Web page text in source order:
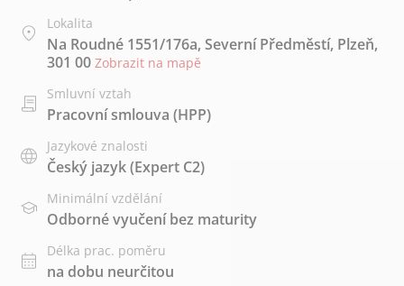
Lokalita
Na Roudné 1551/176a, Severní Předměstí, Plzeň,
301 00 Zobrazit na mapě
Smluvní vztah
Pracovní smlouva (HPP)
Jazykové znalosti
Český jazyk(Expert C2)
Minimální vzdělání
Odborné vyučení bez maturity
Délka prac. poměru
na dobu neurčitou